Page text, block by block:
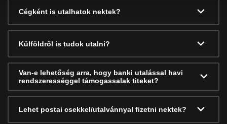
Cégként is utalhatok nektek?
Külföldről is tudok utalni?
Van-e lehetőség arra, hogy banki utalással havi
rendszerességgel támogassalak titeket?
Lehet postai csekkel/utalvánnyal fizetni nektek?